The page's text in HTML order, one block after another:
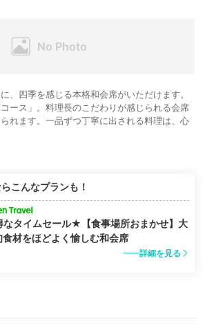
、四季を感じる本格和会席がいただけます。
ース」。料理長のこだわりが感じられる会席
れます。⼀品ずつ丁寧に出される料理は、心
こんなプランも！
タイムセール★【食事場所おまかせ】大
食材をほどよく愉しむ和会席
詳細を見る